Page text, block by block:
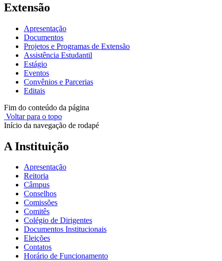
Extensão
Apresentação
Documentos
Projetos e Programas de Extensão
Assistência Estudantil
Estágio
Eventos
Convênios e Parcerias
Editais
Fim do conteúdo da página
Voltar para o topo
Início da navegação de rodapé
A Instituição
Apresentação
Reitoria
Câmpus
Conselhos
Comissões
Comitês
Colégio de Dirigentes
Documentos Institucionais
Eleições
Contatos
Horário de Funcionamento